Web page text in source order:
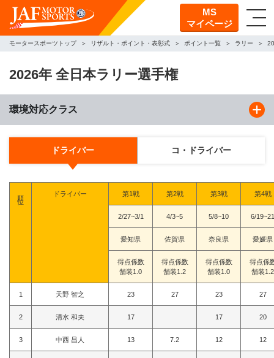
MS
マイページ
モータースポーツトップ リザルト・ポイント・表彰式 ポイント一覧 ラリー
2026年 全日本ラリー選手権
環境対応クラス
ドライバー コ・ドライバー
ドライバー 第1戦 第2戦 第3戦 第4戦
2/27~3/1 4/3~5 5/8~10 6/19~21
愛知県 佐賀県 奈良県 愛媛県
得点係数
舗装1.0
得点係数
舗装1.2
得点係数
舗装1.0
得点係
舗装1.2
1 天野 智之 23 27 23 27
2 清水 和夫 17 17 20
3 中西 昌人 13 7.2 12 12